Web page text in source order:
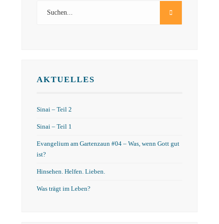
AKTUELLES
Sinai – Teil 2
Sinai – Teil 1
Evangelium am Gartenzaun #04 – Was, wenn Gott gut
ist?
Hinsehen. Helfen. Lieben.
Was trägt im Leben?